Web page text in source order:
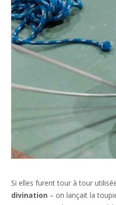
Si elles furent tour à tour
divination – on lançait la